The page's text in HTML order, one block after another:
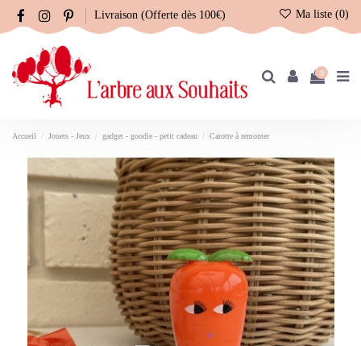
Livraison (Offerte dès 100€) Ma liste (0)
0
Accueil Jouets - Jeux gadget - goodie - petit cadeau Carotte à remonter